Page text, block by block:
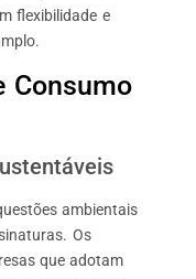
flexibilidade e
Consumo
ambientais
Os
que adotam